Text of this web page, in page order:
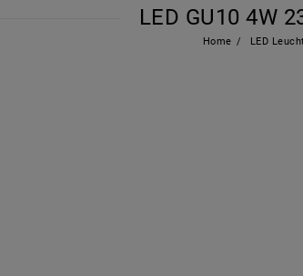
LED GU10 4W
Home LED